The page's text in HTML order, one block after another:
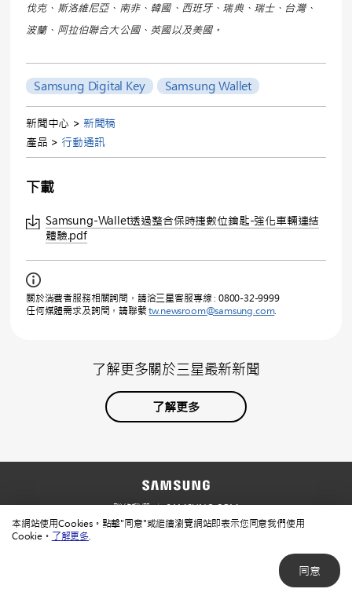
本網站使用Cookies。點擊"同意"或繼續瀏覽網站即表示您同意我們使用
Cookie。 了解更多
同意
伐克、斯洛維尼亞、南非、韓國、西班牙、瑞典、瑞士、台灣、
波蘭、阿拉伯聯合大公國、英國以及美國。
Samsung Digital Key Samsung Wallet
新聞中心 > 新聞稿
產品 > 行動通訊
下載
Samsung-Wallet透過整合保時捷數位鑰匙-強化車輛連結
體驗.pdf
關於消費者服務相關詢問，請洽三星客服專線 : 0800-32-9999
任何媒體需求及詢問，請聯繫tw.newsroom@samsung.com.
了解更多關於三星最新新聞
了解更多
聯絡我們
SAMSUNG.COM
使用規範
隱私規範